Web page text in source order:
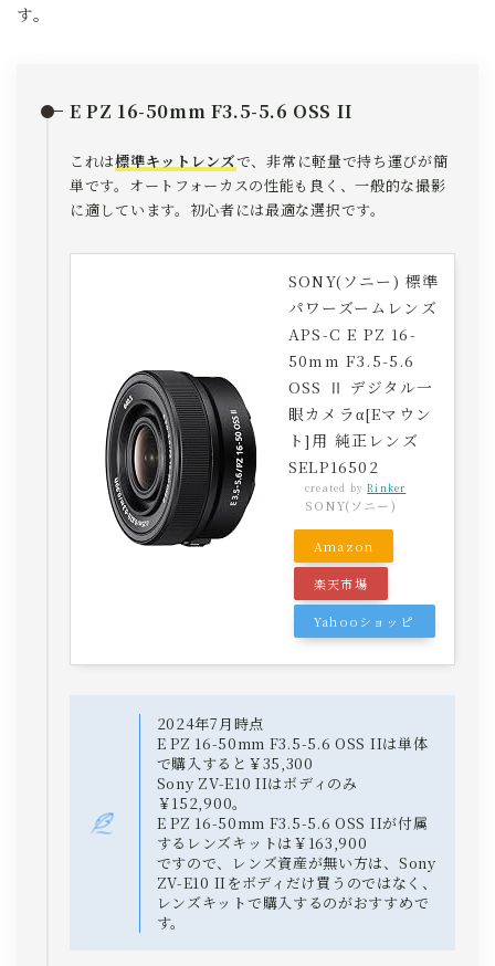
す。
E PZ 16-50mm F3.5-5.6 OSS II
これは標準キットレンズで、非常に軽量で持ち運びが簡
単です。オートフォーカスの性能も良く、一般的な撮影
に適しています。初心者には最適な選択です。
SONY(ソニー) 標準
パワーズームレンズ
APS-C E PZ 16-
50mm F3.5-5.6
OSS Ⅱ デジタル一
眼カメラα[Eマウン
ト]用 純正レンズ
SELP16502
created byRinker
SONY(ソニー)
Amazon
楽天市場
Yahooショッピ
2024年7月時点
E PZ 16-50mm F3.5-5.6 OSS IIは単体
で購入すると￥35,300
Sony ZV-E10 IIはボディのみ
￥152,900。
E PZ 16-50mm F3.5-5.6 OSS IIが付属
するレンズキットは￥163,900
ですので、レンズ資産が無い方は、Sony
ZV-E10 IIをボディだけ買うのではなく、
レンズキットで購入するのがおすすめで
す。